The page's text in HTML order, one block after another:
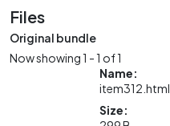
Files
Original bundle
Now showing1 - 1 of 1
Name:
item312.html
Size: